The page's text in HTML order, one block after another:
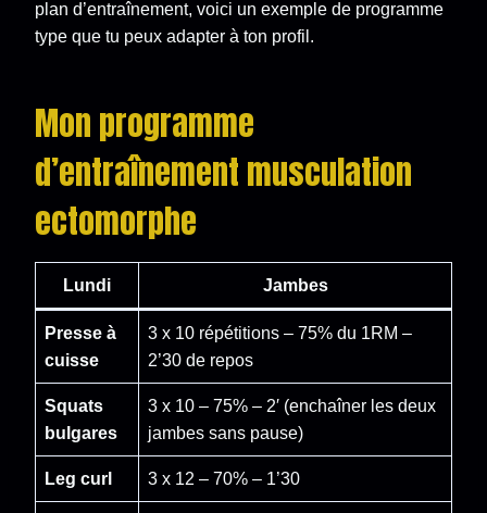
plan d’entraînement, voici un exemple de programme
type que tu peux adapter à ton profil.
Mon programme
d’entraînement musculation
ectomorphe
Lundi Jambes
Presse à
cuisse
3 x 10 répétitions – 75% du 1RM –
2’30 de repos
Squats
bulgares
3 x 10 – 75% – 2′ (enchaîner les deux
jambes sans pause)
Leg curl 3 x 12 – 70% – 1’30